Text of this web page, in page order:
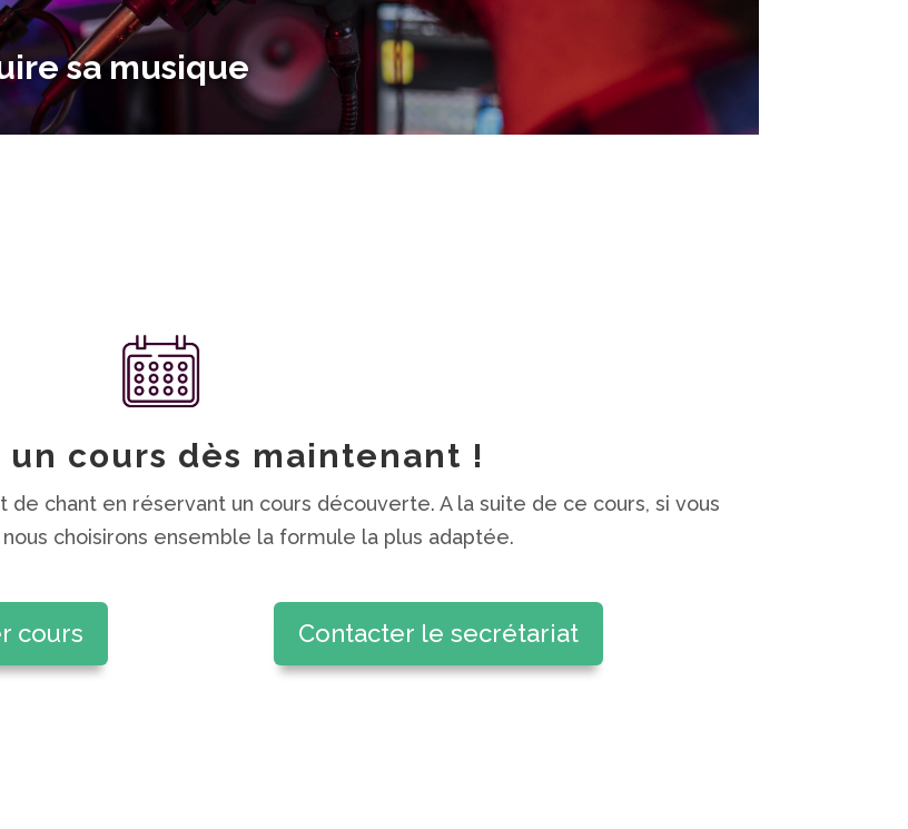
sa musique
pensé pour les auteurs-compositeurs !
un cours dès maintenant !
chant en réservant un cours découverte. A la suite de ce cours, si vous
choisirons ensemble la formule la plus adaptée.
cours Contacter le secrétariat